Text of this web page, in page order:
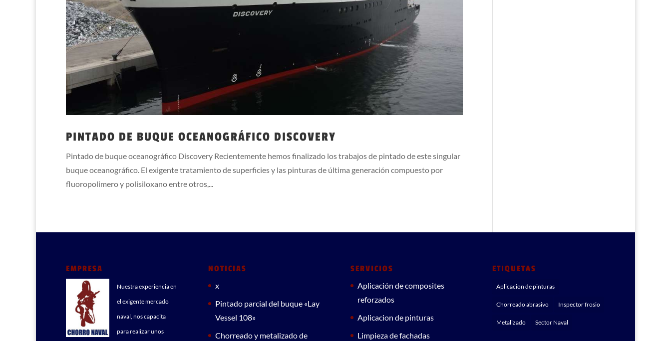
PINTADO DE BUQUE OCEANOGRÁFICO DISCOVERY
Pintado de buque oceanográfico Discovery Recientemente hemos finalizado los trabajos de pintado de este singular
buque oceanográfico. El exigente tratamiento de superficies y las pinturas de última generación compuesto por
fluoropolimero y polisiloxano entre otros,...
EMPRESA
Nuestra experiencia en
el exigente mercado
naval, nos capacita
para realizar unos
NOTICIAS
x
Pintado parcial del buque «Lay
Vessel 108»
Chorreado y metalizado de
SERVICIOS
Aplicación de composites
reforzados
Aplicacion de pinturas
Limpieza de fachadas
ETIQUETAS
Aplicacion de pinturas
Chorreado abrasivo Inspector frosio
Metalizado Sector Naval